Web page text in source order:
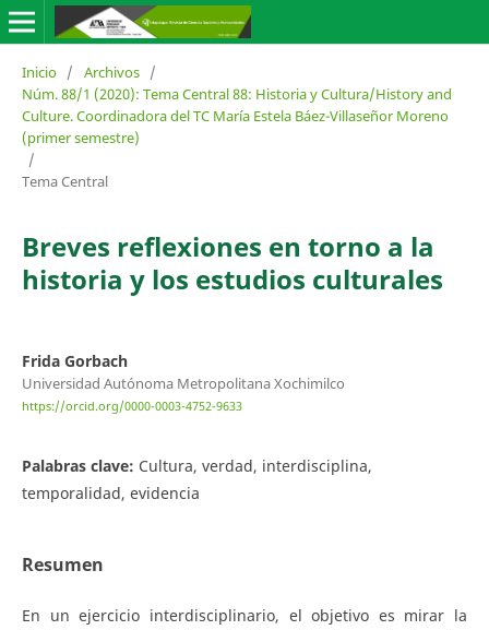
Inicio / Archivos /
Núm. 88/1 (2020): Tema Central 88: Historia y Cultura/History and
Culture. Coordinadora del TC María Estela Báez-Villaseñor Moreno
(primer semestre)
/
Tema Central
Breves reflexiones en torno a la
historia y los estudios culturales
Frida Gorbach
Universidad Autónoma Metropolitana Xochimilco
https://orcid.org/0000-0003-4752-9633
Palabras clave: Cultura, verdad, interdisciplina,
temporalidad, evidencia
Resumen
En un ejercicio interdisciplinario, el objetivo es mirar la